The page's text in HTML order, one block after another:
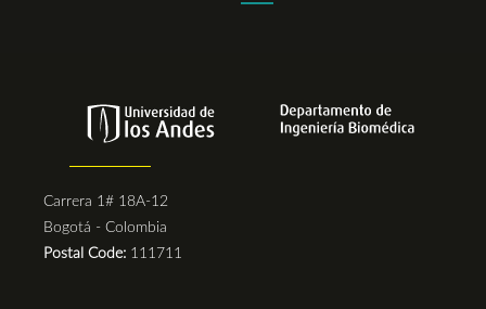
Carrera 1# 18A-12
Bogotá - Colombia
Postal Code: 111711